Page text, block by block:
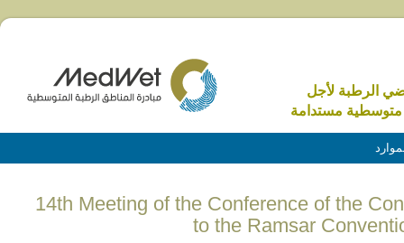
الرطبة لأجل
مستدامة
(English) 14th Meeting of the Conference of the
to the Ramsar